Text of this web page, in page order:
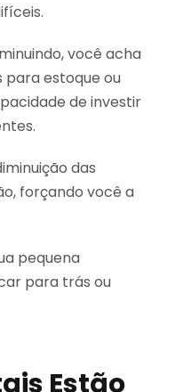
você acha
estoque ou
de investir
das
forçando você a
pequena
para trás ou
Estão